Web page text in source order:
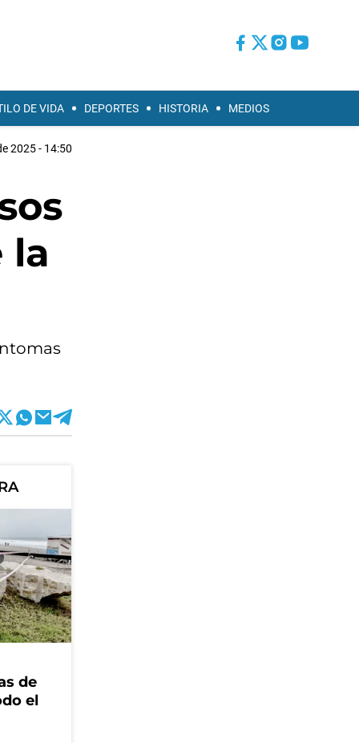
DE VIDA DEPORTES HISTORIA MEDIOS
2025 - 14:50
la
de
el